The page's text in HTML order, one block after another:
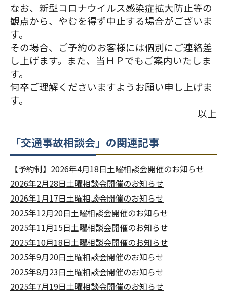
なお、新型コロナウイルス感染症拡大防止等の
観点から、やむを得ず中止する場合がございま
す。
その場合、ご予約のお客様には個別にご連絡差
し上げます。また、当ＨＰでもご案内いたしま
す。
何卒ご理解くださいますようお願い申し上げま
す。
以上
「交通事故相談会」の関連記事
【予約制】2026年4月18日土曜相談会開催のお知らせ
2026年2月28日土曜相談会開催のお知らせ
2026年1月17日土曜相談会開催のお知らせ
2025年12月20日土曜相談会開催のお知らせ
2025年11月15日土曜相談会開催のお知らせ
2025年10月18日土曜相談会開催のお知らせ
2025年9月20日土曜相談会開催のお知らせ
2025年8月23日土曜相談会開催のお知らせ
2025年7月19日土曜相談会開催のお知らせ